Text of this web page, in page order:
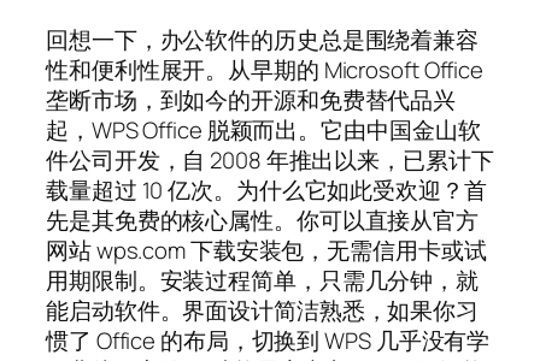
回想一下，办公软件的历史总是围绕着兼容
性和便利性展开。从早期的 Microsoft Office
垄断市场，到如今的开源和免费替代品兴
起，WPS Office 脱颖而出。它由中国金山软
件公司开发，自 2008 年推出以来，已累计下
载量超过 10 亿次。为什么它如此受欢迎？首
先是其免费的核心属性。你可以直接从官方
网站 wps.com 下载安装包，无需信用卡或试
用期限制。安装过程简单，只需几分钟，就
能启动软件。界面设计简洁熟悉，如果你习
惯了 Office 的布局，切换到 WPS 几乎没有学